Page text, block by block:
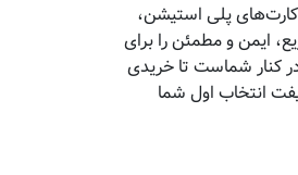
پلی استیشن،
ایمن و مطمئن را برای
کنار شماست تا خریدی
انتخاب اول شما